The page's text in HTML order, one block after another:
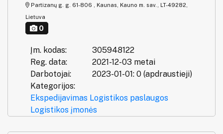
Partizanų g. g. 61-806 , Kaunas, Kauno m. sav., LT-49282,
Lietuva
0
Įm. kodas:
305948122
Reg. data:
2021-12-03 metai
Darbotojai:
2023-01-01: 0 (apdraustieji)
Kategorijos:
Ekspedijavimas Logistikos paslaugos
Logistikos įmonės